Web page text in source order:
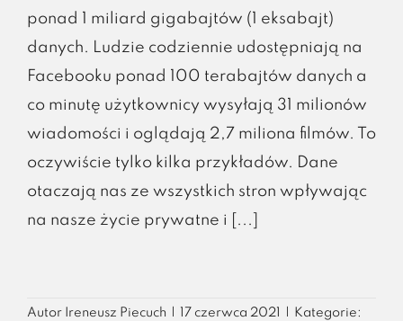
ponad 1 miliard gigabajtów (1 eksabajt)
danych. Ludzie codziennie udostępniają na
Facebooku ponad 100 terabajtów danych a
co minutę użytkownicy wysyłają 31 milionów
wiadomości i oglądają 2,7 miliona filmów. To
oczywiście tylko kilka przykładów. Dane
otaczają nas ze wszystkich stron wpływając
na nasze życie prywatne i [...]
Autor Ireneusz Piecuch 17 czerwca 2021
Kategorie: